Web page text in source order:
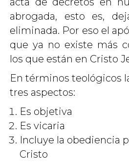
abrogada, esto es,
eliminada. Por eso el
que ya no existe más
los que están en Cristo
En términos teológicos
tres aspectos:
Es objetiva
Es vicaria
Incluye la obediencia
Cristo